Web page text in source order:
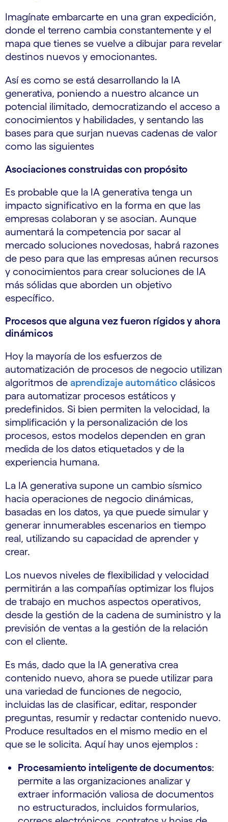
Imagínate embarcarte en una gran expedición,
donde el terreno cambia constantemente y el
mapa que tienes se vuelve a dibujar para revelar
destinos nuevos y emocionantes.
Así es como se está desarrollando la IA
generativa, poniendo a nuestro alcance un
potencial ilimitado, democratizando el acceso a
conocimientos y habilidades, y sentando las
bases para que surjan nuevas cadenas de valor
como las siguientes
Asociaciones construidas con propósito
Es probable que la IA generativa tenga un
impacto significativo en la forma en que las
empresas colaboran y se asocian. Aunque
aumentará la competencia por sacar al
mercado soluciones novedosas, habrá razones
de peso para que las empresas aúnen recursos
y conocimientos para crear soluciones de IA
más sólidas que aborden un objetivo
específico.
Procesos que alguna vez fueron rígidos y ahora
dinámicos
Hoy la mayoría de los esfuerzos de
automatización de procesos de negocio utilizan
algoritmos de aprendizaje automático clásicos
para automatizar procesos estáticos y
predefinidos. Si bien permiten la velocidad, la
simplificación y la personalización de los
procesos, estos modelos dependen en gran
medida de los datos etiquetados y de la
experiencia humana.
La IA generativa supone un cambio sísmico
hacia operaciones de negocio dinámicas,
basadas en los datos, ya que puede simular y
generar innumerables escenarios en tiempo
real, utilizando su capacidad de aprender y
crear.
Los nuevos niveles de flexibilidad y velocidad
permitirán a las compañías optimizar los flujos
de trabajo en muchos aspectos operativos,
desde la gestión de la cadena de suministro y la
previsión de ventas a la gestión de la relación
con el cliente.
Es más, dado que la IA generativa crea
contenido nuevo, ahora se puede utilizar para
una variedad de funciones de negocio,
incluidas las de clasificar, editar, responder
preguntas, resumir y redactar contenido nuevo.
Produce resultados en el mismo medio en el
que se le solicita. Aquí hay unos ejemplos :
Procesamiento inteligente de documentos:
permite a las organizaciones analizar y
extraer información valiosa de documentos
no estructurados, incluidos formularios,